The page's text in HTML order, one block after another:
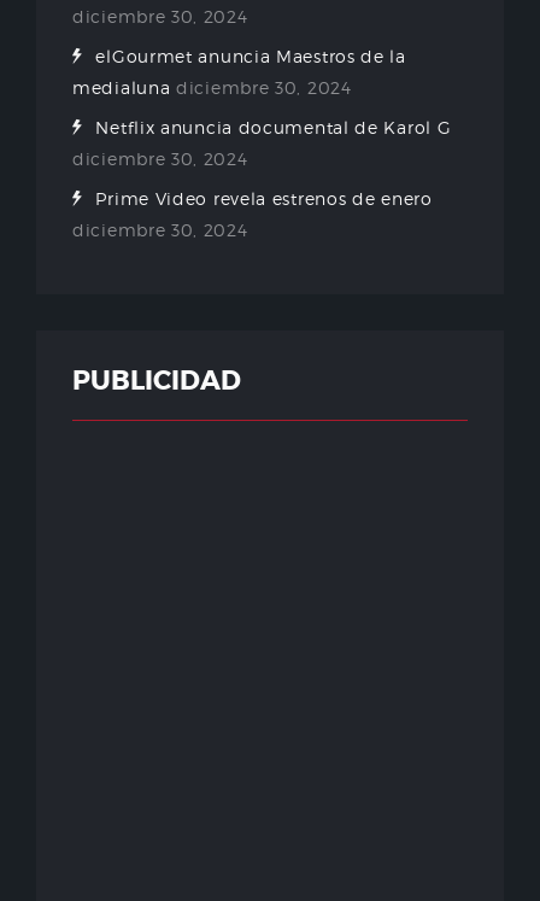
diciembre 30, 2024
elGourmet anuncia Maestros de la
medialuna diciembre 30, 2024
Netflix anuncia documental de Karol G
diciembre 30, 2024
Prime Video revela estrenos de enero
diciembre 30, 2024
PUBLICIDAD